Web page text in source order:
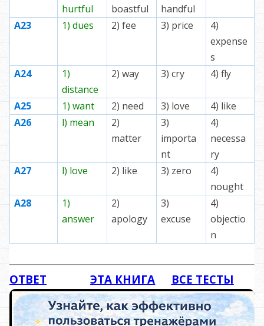
hurtful
boastful
handful
А23 1) dues 2) fee 3) price
4)
expense
s
А24
1)
distance
2) way 3) cry 4) fly
А25 1) want 2) need 3) love
4) like
А26
l) mean
2)
matter
3)
importa
nt
4)
necessa
ry
А27
l) love 2) like 3) zero
4)
nought
А28
1)
answer
2)
apology
3)
excuse
4)
objectio
n
ОТВЕТ ЭТА КНИГА ВСЕ ТЕСТЫ